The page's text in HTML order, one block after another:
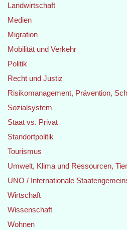
Landwirtschaft
Medien
Migration
Mobilität und Verkehr
Politik
Recht und Justiz
Risikomanagement, Prävention,
Sozialsystem
Staat vs. Privat
Standortpolitik
Tourismus
Umwelt, Klima und Ressourcen,
UNO / Internationale
Wirtschaft
Wissenschaft
Wohnen